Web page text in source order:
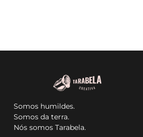
Somos humildes.
Somos da terra.
Nós somos Tarabela.